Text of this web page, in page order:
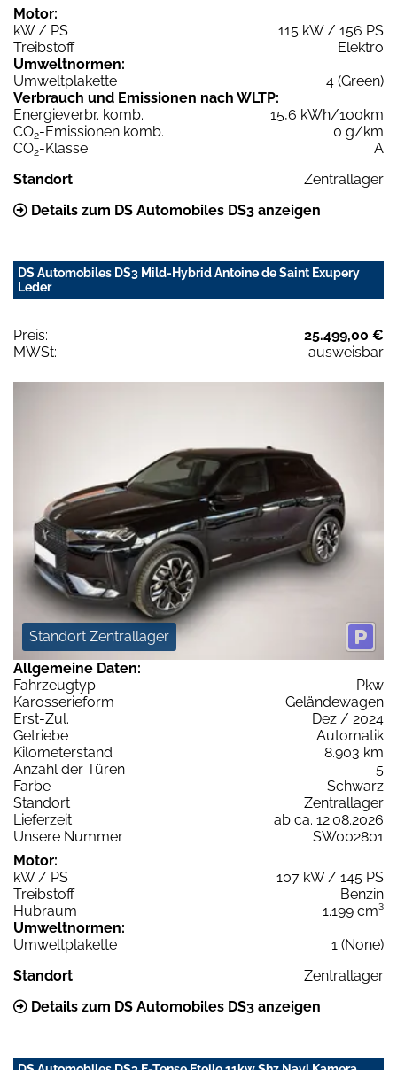
Motor:
kW / PS
115 kW / 156 PS
Treibstoff
Elektro
Umweltnormen:
Umweltplakette
4 (Green)
Verbrauch und Emissionen nach WLTP:
Energieverbr. komb.
15,6 kWh/100km
CO2-Emissionen komb.
0 g/km
CO2-Klasse
A
Standort
Zentrallager
Details zum DS Automobiles DS3 anzeigen
DS Automobiles DS3 Mild-Hybrid Antoine de Saint Exupery
Leder
Preis:
25.499,00 €
MWSt:
ausweisbar
Standort Zentrallager
Allgemeine Daten:
Fahrzeugtyp
Pkw
Karosserieform
Geländewagen
Erst-Zul.
Dez / 2024
Getriebe
Automatik
Kilometerstand
8.903 km
Anzahl der Türen
5
Farbe
Schwarz
Standort
Zentrallager
Lieferzeit
ab ca. 12.08.2026
Unsere Nummer
SW002801
Motor:
kW / PS
107 kW / 145 PS
Treibstoff
Benzin
Hubraum
1.199 cm³
Umweltnormen:
Umweltplakette
1 (None)
Standort
Zentrallager
Details zum DS Automobiles DS3 anzeigen